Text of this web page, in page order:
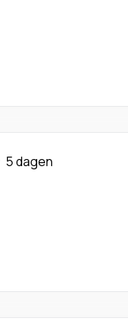
5 dagen